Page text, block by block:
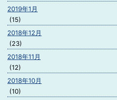
2019年1月
(15)
2018年12月
(23)
2018年11月
(12)
2018年10月
(10)